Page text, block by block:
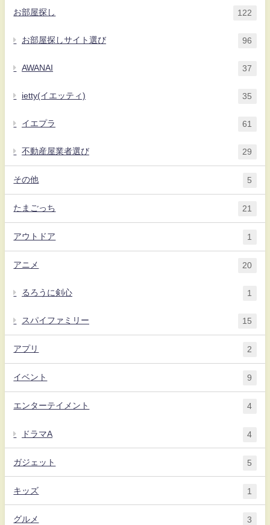
お部屋探し 122
お部屋探しサイト選び 96
AWANAI 37
ietty(イエッティ) 35
イエプラ 61
不動産屋業者選び 29
その他 5
たまごっち 21
アウトドア 1
アニメ 20
るろうに剣心 1
スパイファミリー 15
アプリ 2
イベント 9
エンターテイメント 4
ドラマA 4
ガジェット 5
キッズ 1
グルメ 3